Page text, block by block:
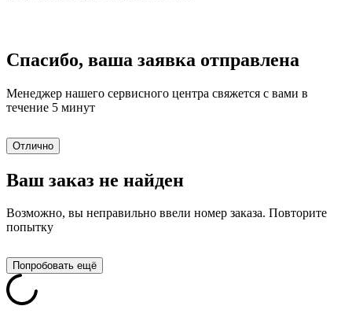
Спасибо, ваша заявка отправлена
Менеджер нашего сервисного центра свяжется с вами в
течение 5 минут
Отлично
Ваш заказ не найден
Возможно, вы неправильно ввели номер заказа. Повторите
попытку
Попробовать ещё